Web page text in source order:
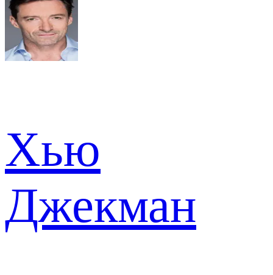
Хью
Джекман